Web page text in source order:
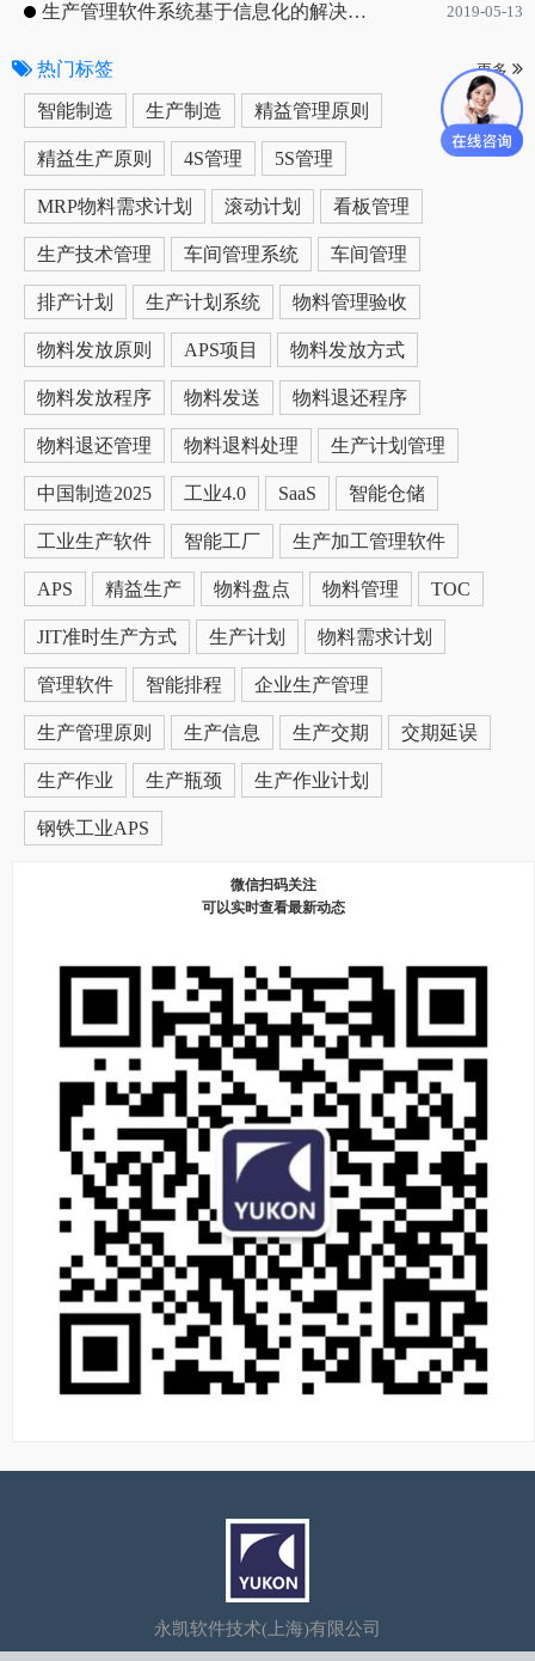
生产管理软件系统基于信息化的解决方案 2019-05-13
热门标签 更多
智能制造 生产制造 精益管理原则
精益生产原则 4S管理 5S管理
MRP物料需求计划 滚动计划 看板管理
生产技术管理 车间管理系统 车间管理
排产计划 生产计划系统 物料管理验收
物料发放原则 APS项目 物料发放方式
物料发放程序 物料发送 物料退还程序
物料退还管理 物料退料处理 生产计划管理
中国制造2025 工业4.0 SaaS 智能仓储
工业生产软件 智能工厂 生产加工管理软件
APS 精益生产 物料盘点 物料管理 TOC
JIT准时生产方式 生产计划 物料需求计划
管理软件 智能排程 企业生产管理
生产管理原则 生产信息 生产交期 交期延误
生产作业 生产瓶颈 生产作业计划
钢铁工业APS
微信扫码关注
可以实时查看最新动态
永凯软件技术(上海)有限公司